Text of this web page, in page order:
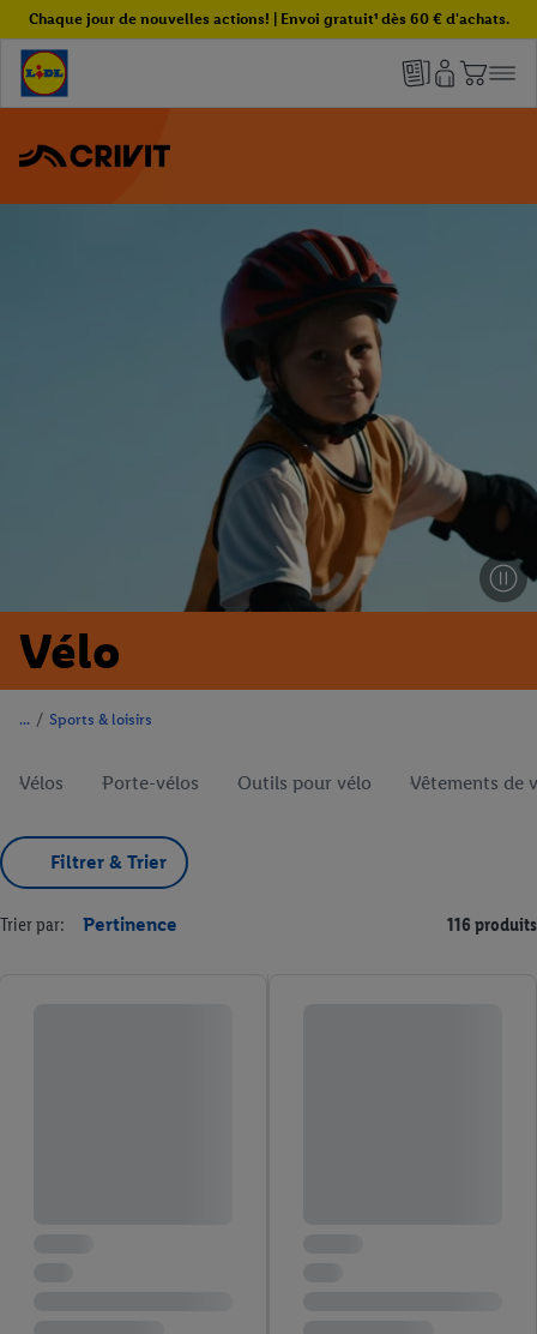
Chaque jour de nouvelles actions! | Envoi gratuit¹ dès 60 € d'achats.
Vélo
/ Sports & loisirs
Vélos Porte-vélos Outils pour vélo Vêtements de
Filtrer & Trier
Trier par: Pertinence 116 produits